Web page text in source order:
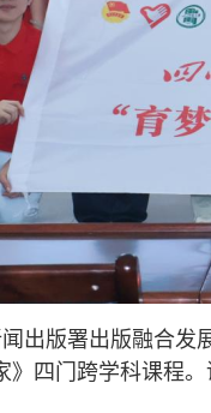
出版署出版融合
四门跨学科课程